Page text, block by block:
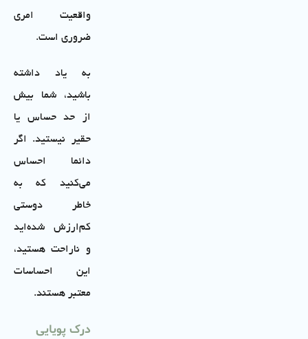
واقعیت امری
ضروری است.
به یاد داشته
باشید، شما بیش
از حد حساس یا
حقیر نیستید. اگر
دائما احساس
می‌کنید که به
خاطر دوستی
کم‌ارزش شده‌اید
و ناراحت هستید،
این احساسات
معتبر هستند.
درک پویایی